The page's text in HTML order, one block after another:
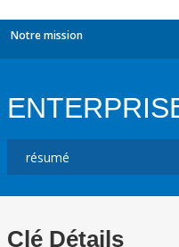
Notre mission
Clé Détails